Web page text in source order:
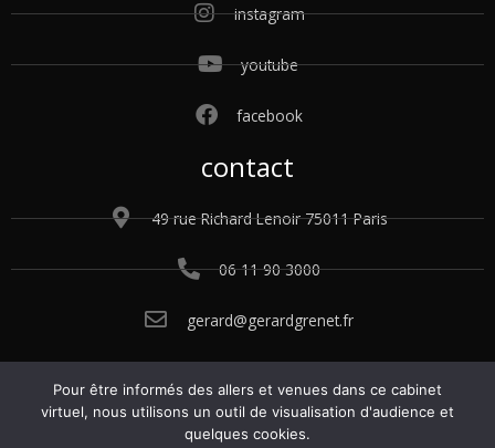
instagram
youtube
facebook
contact
49 rue Richard Lenoir 75011 Paris
06 11 90 3000
gerard@gerardgrenet.fr
© 2015 – 2025 Gérard Grenet. Tous droits
réservés.Conditions générales de vente.
Pour être informés des allers et venues dans ce cabinet
virtuel, nous utilisons un outil de visualisation d'audience et
quelques cookies.